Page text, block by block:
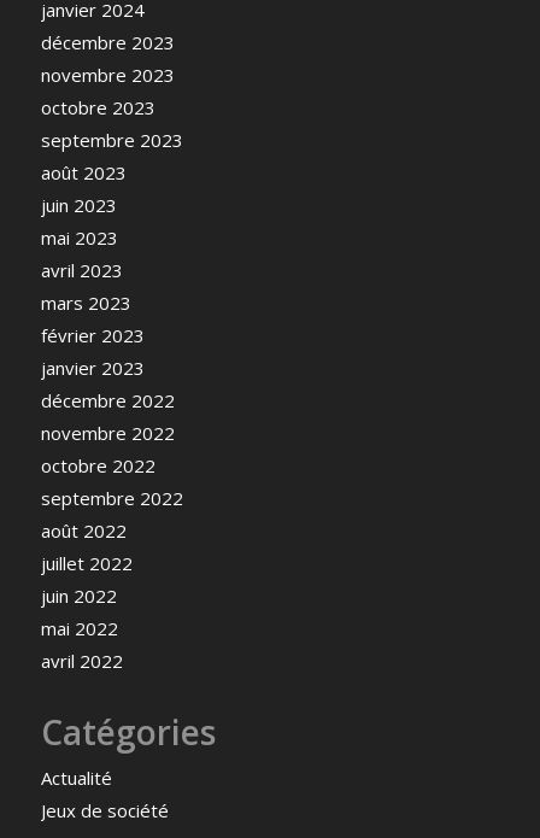
janvier 2024
décembre 2023
novembre 2023
octobre 2023
septembre 2023
août 2023
juin 2023
mai 2023
avril 2023
mars 2023
février 2023
janvier 2023
décembre 2022
novembre 2022
octobre 2022
septembre 2022
août 2022
juillet 2022
juin 2022
mai 2022
avril 2022
Catégories
Actualité
Jeux de société